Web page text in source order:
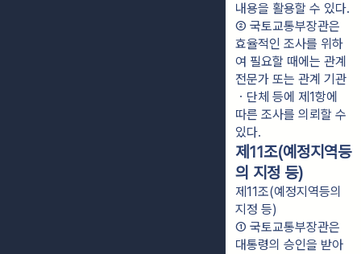
내용을 활용할 수 있다.
② 국토교통부장관은
효율적인 조사를 위하
여 필요할 때에는 관계
전문가 또는 관계 기관
ㆍ단체 등에 제1항에
따른 조사를 의뢰할 수
있다.
제11조(예정지역등
의 지정 등)
제11조(예정지역등의
지정 등)
① 국토교통부장관은
대통령의 승인을 받아